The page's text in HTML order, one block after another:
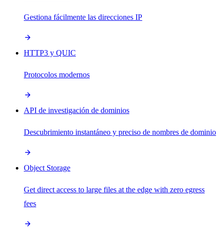
Gestiona fácilmente las direcciones IP
HTTP3 y QUIC
Protocolos modernos
API de investigación de dominios
Descubrimiento instantáneo y preciso de nombres de dominio
Object Storage
Get direct access to large files at the edge with zero egress
fees